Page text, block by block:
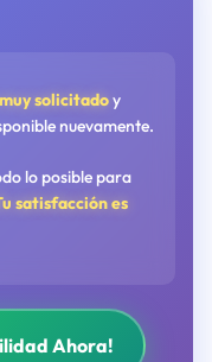
solicitadoy
nuevamente.
lo posible para
satisfacción es
Ahora!